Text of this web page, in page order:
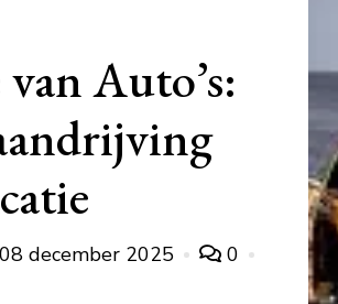
Auto’s:
08 december 2025
0